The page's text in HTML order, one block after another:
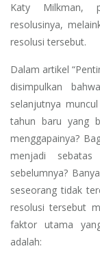
Katy Milkman,
resolusinya,
resolusi tersebut.
Dalam artikel
disimpulkan
selanjutnya
tahun baru yang
menggapainya?
menjadi sebatas
sebelumnya?
seseorang tidak
resolusi tersebut
faktor utama
adalah: